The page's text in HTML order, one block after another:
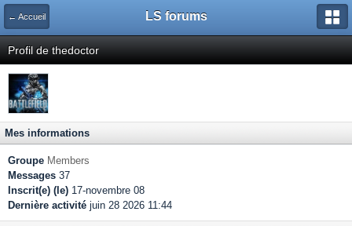
← Accueil LS forums
Profil de thedoctor
Mes informations
Groupe Members
Messages 37
Inscrit(e) (le) 17-novembre 08
Dernière activité juin 28 2026 11:44